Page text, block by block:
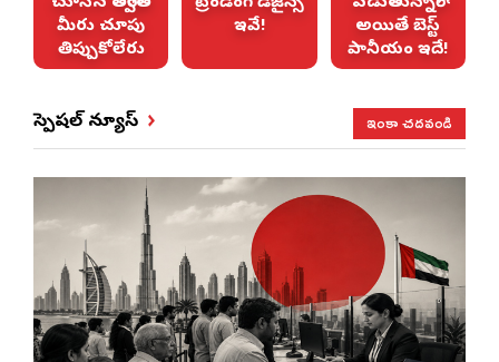
మీరు చూపు
తిప్పుకోలేరు
ఇవే!
అయితే బెస్ట్
పానీయం ఇదే!
స్పెషల్ న్యూస్ ఇంకా చదవండి